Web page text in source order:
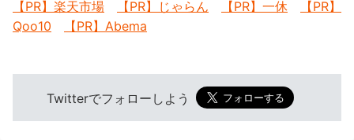
【PR】楽天市場 【PR】じゃらん 【PR】一休
【PR】
Qoo10
【PR】Abema
Twitterでフォローしよう